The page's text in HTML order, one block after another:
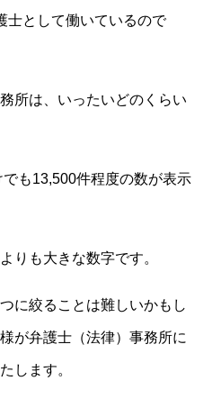
士として働いているので
所は、いったいどのくらい
も13,500件程度の数が表示
りも大きな数字です。
に絞ることは難しいかもし
が弁護士（法律）事務所に
します。